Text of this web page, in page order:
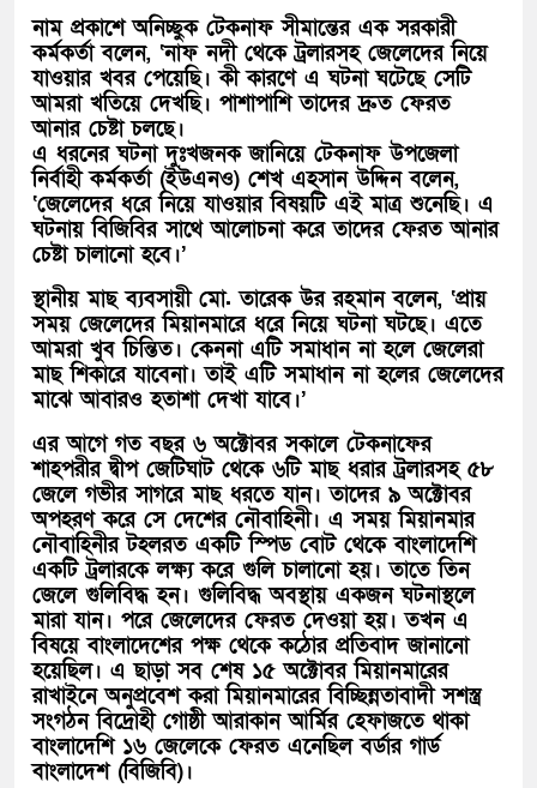
নাম প্রকাশে অনিচ্ছুক টেকনাফ সীমান্তের এক সরকারী
কর্মকর্তা বলেন, ‘নাফ নদী থেকে ট্রলারসহ জেলেদের নিয়ে
যাওয়ার খবর পেয়েছি। কী কারণে এ ঘটনা ঘটেছে সেটি
আমরা খতিয়ে দেখছি। পাশাপাশি তাদের দ্রুত ফেরত
আনার চেষ্টা চলছে।
এ ধরনের ঘটনা দুঃখজনক জানিয়ে টেকনাফ উপজেলা
নির্বাহী কর্মকর্তা (ইউএনও) শেখ এহসান উদ্দিন বলেন,
‘জেলেদের ধরে নিয়ে যাওয়ার বিষয়টি এই মাত্র শুনেছি। এ
ঘটনায় বিজিবির সাথে আলোচনা করে তাদের ফেরত আনার
চেষ্টা চালানো হবে।’
স্থানীয় মাছ ব্যবসায়ী মো. তারেক উর রহমান বলেন, ‘প্রায়
সময় জেলেদের মিয়ানমারে ধরে নিয়ে ঘটনা ঘটছে। এতে
আমরা খুব চিন্তিত। কেননা এটি সমাধান না হলে জেলেরা
মাছ শিকারে যাবেনা। তাই এটি সমাধান না হলের জেলেদের
মাঝে আবারও হতাশা দেখা যাবে।’
এর আগে গত বছর ৬ অক্টোবর সকালে টেকনাফের
শাহপরীর দ্বীপ জেটিঘাট থেকে ৬টি মাছ ধরার ট্রলারসহ ৫৮
জেলে গভীর সাগরে মাছ ধরতে যান। তাদের ৯ অক্টোবর
অপহরণ করে সে দেশের নৌবাহিনী। এ সময় মিয়ানমার
নৌবাহিনীর টহলরত একটি স্পিড বোট থেকে বাংলাদেশি
একটি ট্রলারকে লক্ষ্য করে গুলি চালানো হয়। তাতে তিন
জেলে গুলিবিদ্ধ হন। গুলিবিদ্ধ অবস্থায় একজন ঘটনাস্থলে
মারা যান। পরে জেলেদের ফেরত দেওয়া হয়। তখন এ
বিষয়ে বাংলাদেশের পক্ষ থেকে কঠোর প্রতিবাদ জানানো
হয়েছিল। এ ছাড়া সব শেষ ১৫ অক্টোবর মিয়ানমারের
রাখাইনে অনুপ্রবেশ করা মিয়ানমারের বিচ্ছিন্নতাবাদী সশস্ত্র
সংগঠন বিদ্রোহী গোষ্ঠী আরাকান আর্মির হেফাজতে থাকা
বাংলাদেশি ১৬ জেলেকে ফেরত এনেছিল বর্ডার গার্ড
বাংলাদেশ (বিজিবি)।